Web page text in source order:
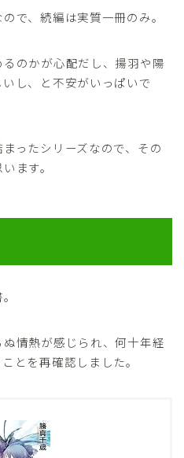
で、続編は実質一冊のみ。
のかが心配だし、揚羽や陽
し、と不安がいっぱいで
ったシリーズなので、その
ます。
情熱が感じられ、何十年経
とを再確認しました。